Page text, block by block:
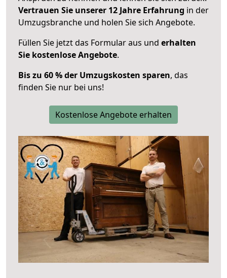
Vertrauen Sie unserer 12 Jahre Erfahrung in der
Umzugsbranche und holen Sie sich Angebote.
Füllen Sie jetzt das Formular aus und erhalten
Sie kostenlose Angebote.
Bis zu 60 % der Umzugskosten sparen, das
finden Sie nur bei uns!
Kostenlose Angebote erhalten